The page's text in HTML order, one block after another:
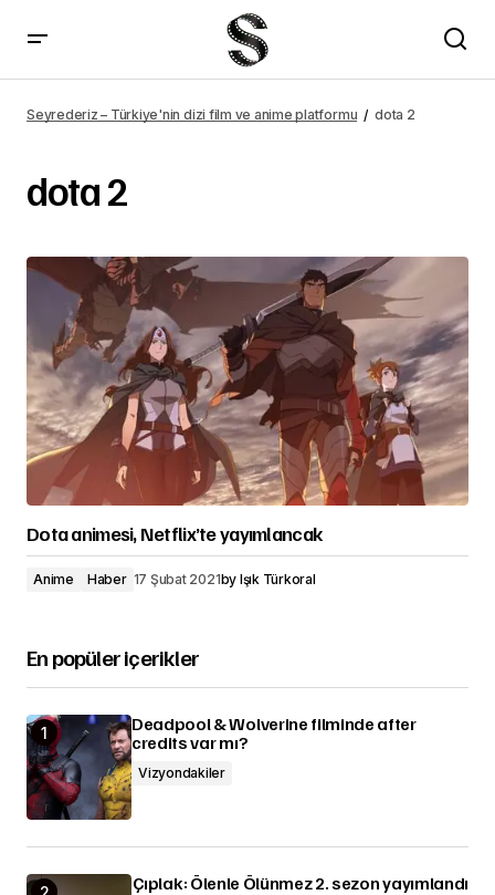
Seyrederiz – Türkiye'nin dizi film ve anime platformu dota 2
dota 2
Dota animesi, Netflix’te yayımlancak
Anime Haber 17 Şubat 2021by Işık Türkoral
En popüler içerikler
Deadpool & Wolverine filminde after
credits var mı?
Vizyondakiler
Çıplak: Ölenle Ölünmez 2. sezon yayımlandı